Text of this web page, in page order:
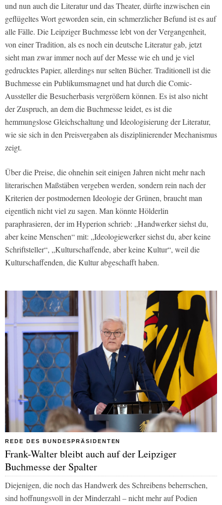
und nun auch die Literatur und das Theater, dürfte inzwischen ein
geflügeltes Wort geworden sein, ein schmerzlicher Befund ist es auf
alle Fälle. Die Leipziger Buchmesse lebt von der Vergangenheit,
von einer Tradition, als es noch ein deutsche Literatur gab, jetzt
sieht man zwar immer noch auf der Messe wie eh und je viel
gedrucktes Papier, allerdings nur selten Bücher. Traditionell ist die
Buchmesse ein Publikumsmagnet und hat durch die Comic-
Aussteller die Besucherbasis vergrößern können. Es ist also nicht
der Zuspruch, an dem die Buchmesse leidet, es ist die
hemmungslose Gleichschaltung und Ideologisierung der Literatur,
wie sie sich in den Preisvergaben als disziplinierender Mechanismus
zeigt.
Über die Preise, die ohnehin seit einigen Jahren nicht mehr nach
literarischen Maßstäben vergeben werden, sondern rein nach der
Kriterien der postmodernen Ideologie der Grünen, braucht man
eigentlich nicht viel zu sagen. Man könnte Hölderlin
paraphrasieren, der im Hyperion schrieb: „Handwerker siehst du,
aber keine Menschen“ mit: „Ideologiewerker siehst du, aber keine
Schriftsteller“, „Kulturschaffende, aber keine Kultur“, weil die
Kulturschaffenden, die Kultur abgeschafft haben.
REDE DES BUNDESPRÄSIDENTEN
Frank-Walter bleibt auch auf der Leipziger
Buchmesse der Spalter
Diejenigen, die noch das Handwerk des Schreibens beherrschen,
sind hoffnungsvoll in der Minderzahl – nicht mehr auf Podien